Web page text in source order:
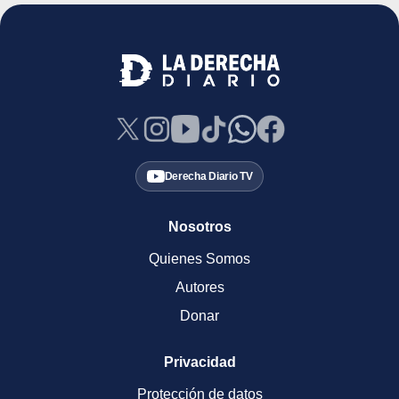
Derecha Diario TV
Nosotros
Quienes Somos
Autores
Donar
Privacidad
Protección de datos